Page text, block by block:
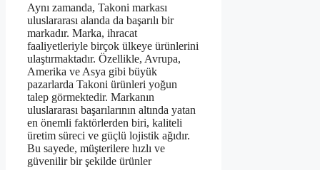
Aynı zamanda, Takoni markası
uluslararası alanda da başarılı bir
markadır. Marka, ihracat
faaliyetleriyle birçok ülkeye ürünlerini
ulaştırmaktadır. Özellikle, Avrupa,
Amerika ve Asya gibi büyük
pazarlarda Takoni ürünleri yoğun
talep görmektedir. Markanın
uluslararası başarılarının altında yatan
en önemli faktörlerden biri, kaliteli
üretim süreci ve güçlü lojistik ağıdır.
Bu sayede, müşterilere hızlı ve
güvenilir bir şekilde ürünler